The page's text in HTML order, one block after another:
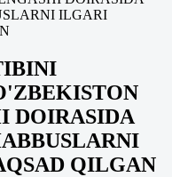
ILGARI
DOIRASIDA
QILGAN